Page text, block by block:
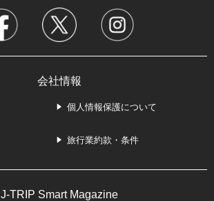
会社情報
個人情報保護について
旅行業約款・条件
J-TRIP Smart Magazine